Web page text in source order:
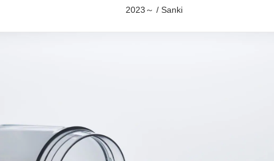
2023～ / Sanki